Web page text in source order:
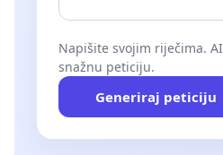
Napišite svojim riječima.
snažnu peticiju.
Generiraj peticiju